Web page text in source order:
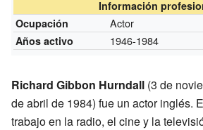
Información
Ocupación
Actor
Años activo 1946-1984
Richard Gibbon Hurndall (3 de
de abril de 1984) fue un actor inglés.
trabajo en la radio, el cine y la